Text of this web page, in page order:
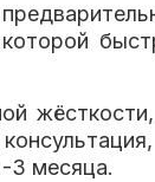
жёсткости,
3 месяца.